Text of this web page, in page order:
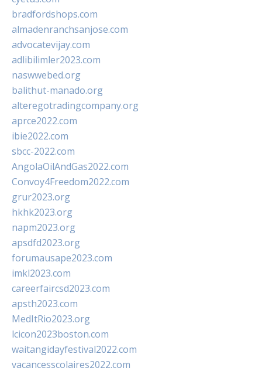
bradfordshops.com
almadenranchsanjose.com
advocatevijay.com
adlibilimler2023.com
naswwebed.org
balithut-manado.org
alteregotradingcompany.org
aprce2022.com
ibie2022.com
sbcc-2022.com
AngolaOilAndGas2022.com
Convoy4Freedom2022.com
grur2023.org
hkhk2023.org
napm2023.org
apsdfd2023.org
forumausape2023.com
imkl2023.com
careerfaircsd2023.com
apsth2023.com
MedItRio2023.org
lcicon2023boston.com
waitangidayfestival2022.com
vacancesscolaires2022.com